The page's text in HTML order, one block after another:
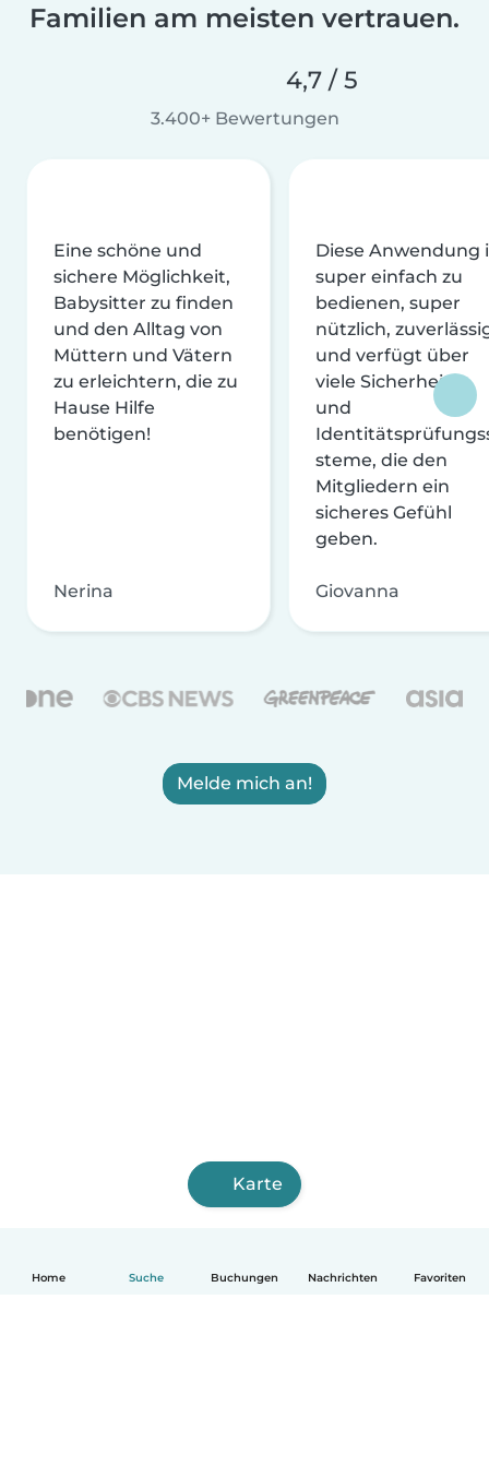
Home Suche Buchungen Nachrichten Favoriten
Familien am meisten vertrauen.
4,7 / 5
3.400+ Bewertungen
Eine schöne und
sichere Möglichkeit,
Babysitter zu finden
und den Alltag von
Müttern und Vätern
zu erleichtern, die zu
Hause Hilfe
benötigen!
Nerina
Diese Anwendung
super einfach zu
bedienen, super
nützlich,
und verfügt über
viele Sicherheits-
und
steme, die den
Mitgliedern ein
sicheres Gefühl
geben.
Giovanna
Melde mich an!
Karte